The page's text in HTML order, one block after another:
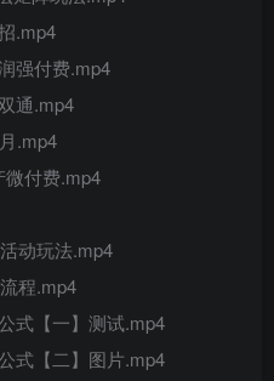
.mp4
强付费.mp4
通.mp4
.mp4
付费.mp4
动玩法.mp4
程.mp4
式【一】测试.mp4
式【二】图片.mp4